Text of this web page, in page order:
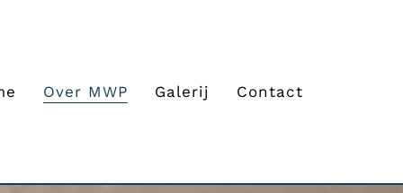
Over MWP Galerij Contact